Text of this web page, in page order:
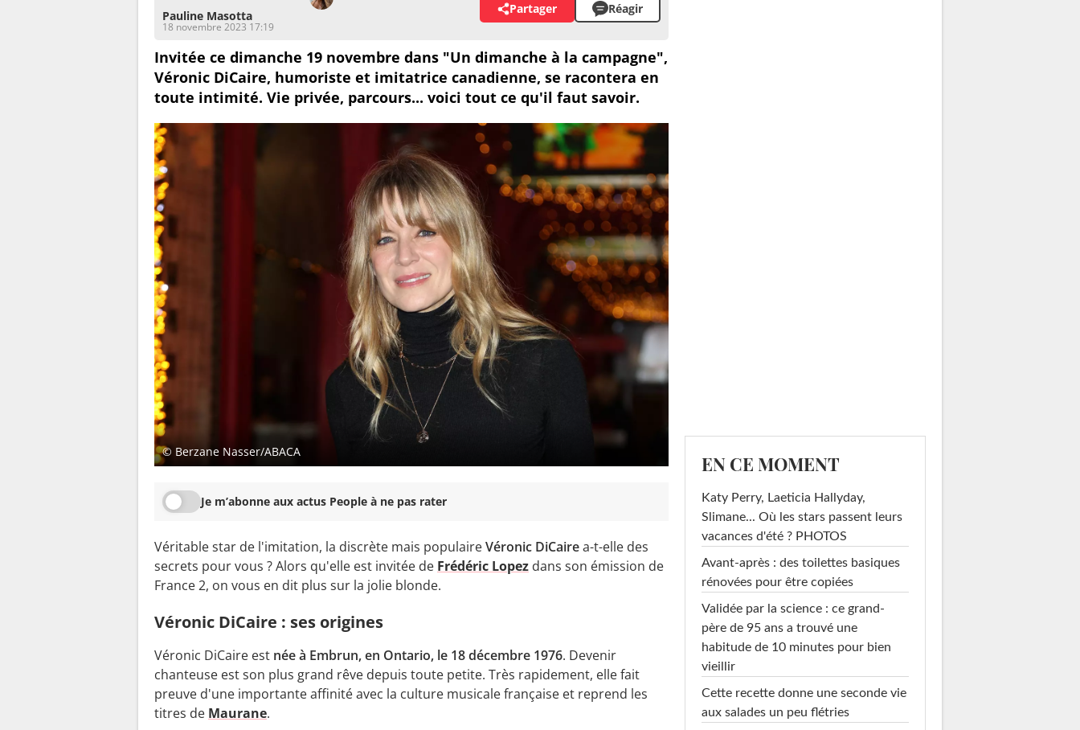
Pauline Masotta
18 novembre 2023 17:19
Partager Réagir
Invitée ce dimanche 19 novembre dans "Un dimanche à la campagne",
Véronic DiCaire, humoriste et imitatrice canadienne, se racontera en
toute intimité. Vie privée, parcours... voici tout ce qu'il faut savoir.
© Berzane Nasser/ABACA
Je m’abonne aux actus People à ne pas rater
Véritable star de l'imitation, la discrète mais populaireVéronic DiCairea-t-elle des
secrets pour vous ? Alors qu'elle est invitée de Frédéric Lopez dans son émission de
France 2, on vous en dit plus sur la jolie blonde.
Véronic DiCaire : ses origines
Véronic DiCaire est née à Embrun, en Ontario, le 18 décembre 1976. Devenir
chanteuse est son plus grand rêve depuis toute petite. Très rapidement, elle fait
preuve d'une importanteaffinité avec la culture musicale française et reprend les
titres de Maurane.
EN CE MOMENT
Katy Perry, Laeticia Hallyday,
Slimane... Où les stars passent leurs
vacances d'été ? PHOTOS
Avant-après : des toilettes basiques
rénovées pour être copiées
Validée par la science : ce grand-
père de 95 ans a trouvé une
habitude de 10 minutes pour bien
vieillir
Cette recette donne une seconde vie
aux salades un peu flétries